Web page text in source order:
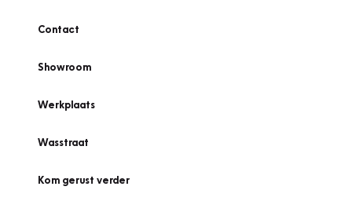
Contact
Showroom
Werkplaats
Wasstraat
Kom gerust verder